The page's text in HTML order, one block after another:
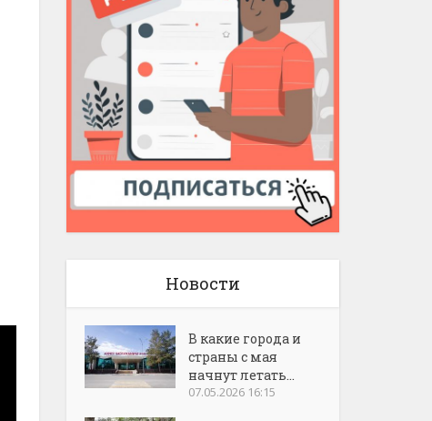
Новости
В какие города и
страны с мая
начнут летать...
07.05.2026 16:15